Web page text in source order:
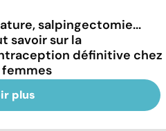
salpingectomie...
savoir sur la
définitive chez
femmes
plus